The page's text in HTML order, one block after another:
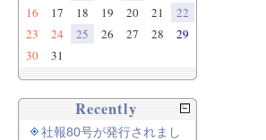
16
17 18 19 20 21
22
23
24 25 26 27 28
29
30
31
Recently
社報80号が発行されまし